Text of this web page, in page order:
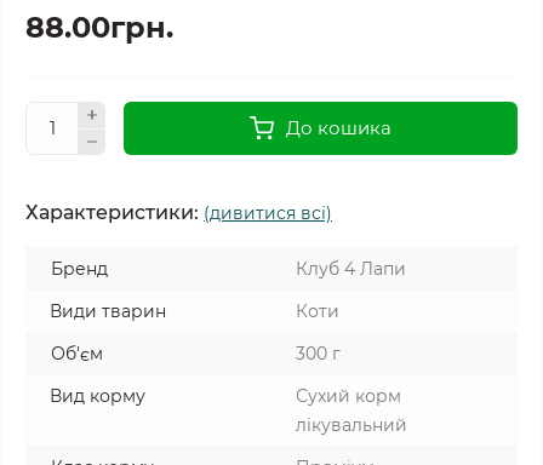
88.00грн.
До кошика
Характеристики: (дивитися всі)
Бренд
Клуб 4 Лапи
Види тварин
Коти
Об'єм
300 г
Вид корму
Сухий корм
лікувальний